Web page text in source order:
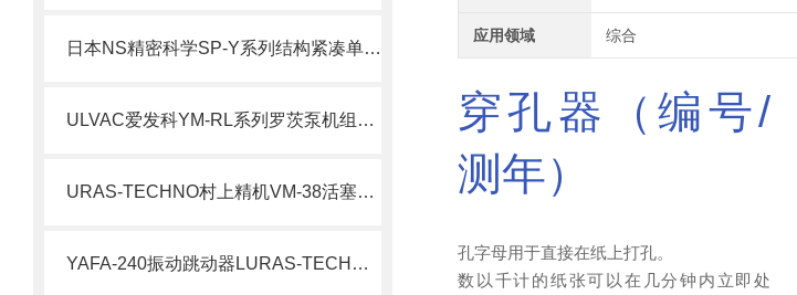
日本NS精密科学SP-Y系列结构紧凑单柱塞泵北崎热卖
ULVAC爱发科YM-RL系列罗茨泵机组YM-RL-301A
URAS-TECHNO村上精机VM-38活塞式空气振动器
YAFA-240振动跳动器LURAS-TECHNO村上精机北崎有售
应用领域 综合
穿孔器（编号/
测年）
孔字母用于直接在纸上打孔。
数以千计的纸张可以在几分钟内立即处